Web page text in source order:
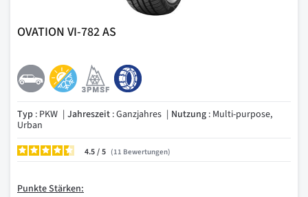
OVATION VI-782 AS
Typ : PKW Jahreszeit : Ganzjahres Nutzung : Multi-purpose,
Urban
4.5/ 11 Bewertungen
PunkteStärken: